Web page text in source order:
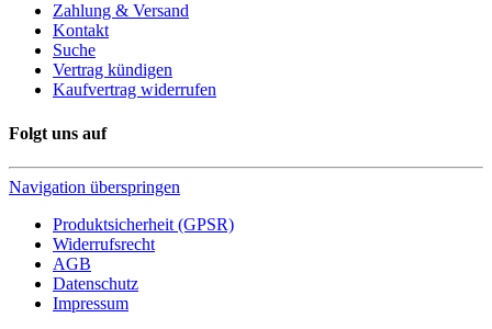
Zahlung & Versand
Kontakt
Suche
Vertrag kündigen
Kaufvertrag widerrufen
Folgt uns auf
Navigation überspringen
Produktsicherheit (GPSR)
Widerrufsrecht
AGB
Datenschutz
Impressum